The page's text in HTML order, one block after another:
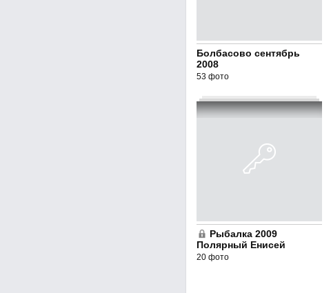
Болбасово сентябрь
2008
53 фото
Рыбалка 2009
Полярный Енисей
20 фото